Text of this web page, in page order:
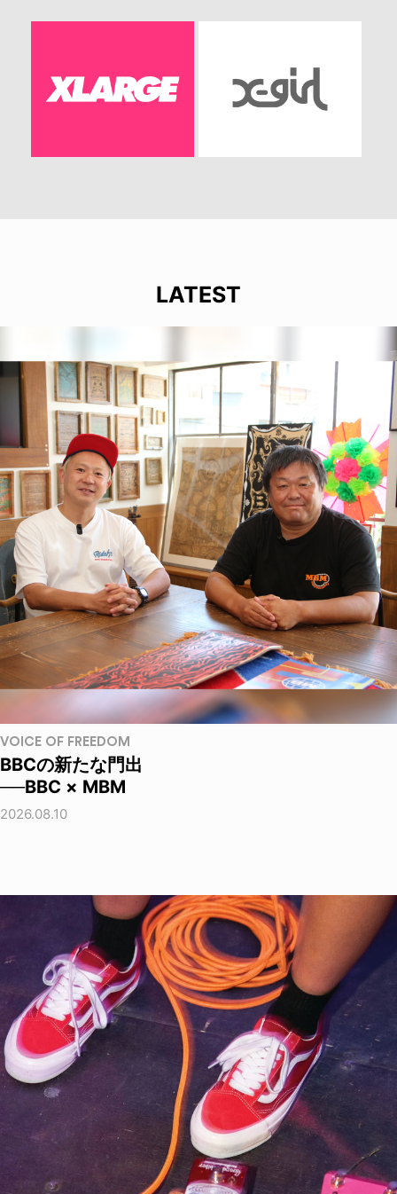
LATEST
VOICE OF FREEDOM
BBCの新たな門出
──BBC × MBM
2026.08.10